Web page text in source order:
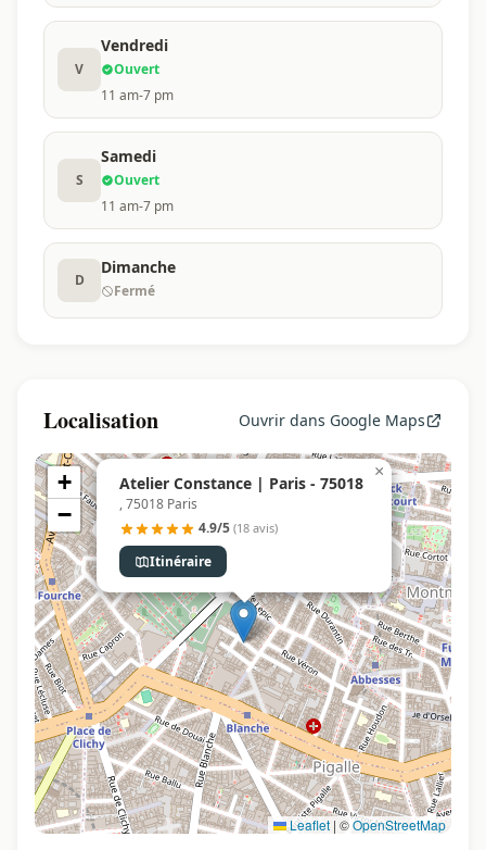
V
Vendredi
Ouvert
11 am-7 pm
S
Samedi
Ouvert
11 am-7 pm
D
Dimanche
Fermé
Localisation Ouvrir dans Google Maps
Atelier Constance | Paris - 75018
, 75018 Paris
4.9/5 (18 avis)
Itinéraire
×
+
−
Leaflet | ©OpenStreetMap